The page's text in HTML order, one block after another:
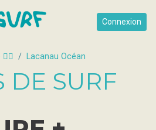
Connexion
Lacanau Océan
DE SURF